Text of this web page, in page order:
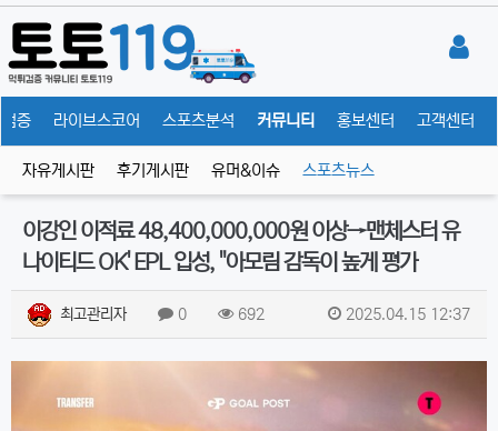
증 라이브스코어 스포츠분석 커뮤니티 홍보센터 고객센터
자유게시판 후기게시판 유머&이슈 스포츠뉴스
이강인 이적료 48,400,000,000원 이상→맨체스터 유
나이티드 OK' EPL 입성, "아모림 감독이 높게 평가
최고관리자 0 692 2025.04.15 12:37